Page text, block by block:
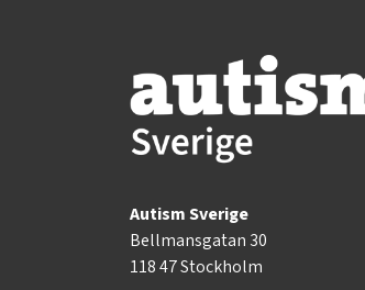
Autism Sverige
Bellmansgatan 30
118 47 Stockholm